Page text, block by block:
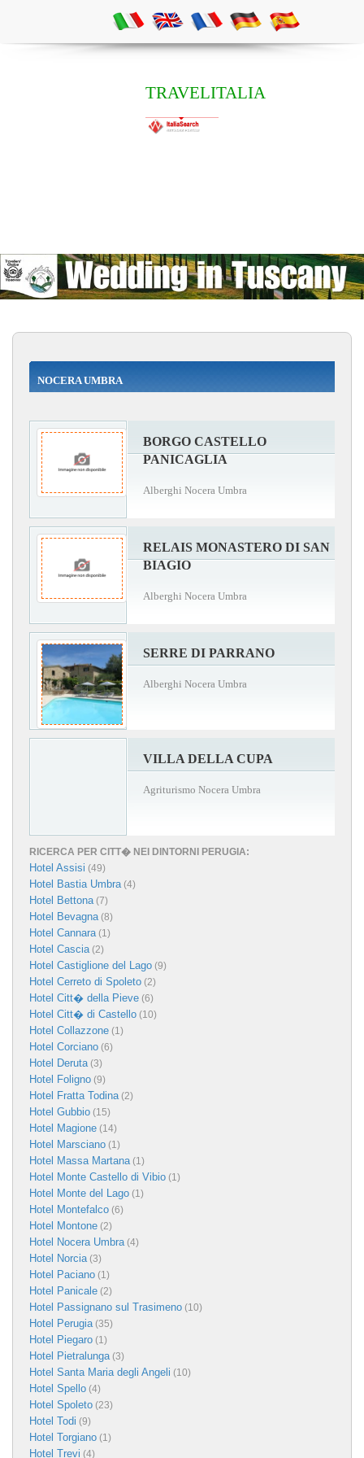
TRAVELITALIA
NOCERA UMBRA
BORGO CASTELLO
PANICAGLIA
Alberghi Nocera Umbra
RELAIS MONASTERO DI SAN
BIAGIO
Alberghi Nocera Umbra
SERRE DI PARRANO
Alberghi Nocera Umbra
VILLA DELLA CUPA
Agriturismo Nocera Umbra
RICERCA PER CITT� NEI DINTORNI PERUGIA:
Hotel Assisi (49)
Hotel Bastia Umbra(4)
Hotel Bettona(7)
Hotel Bevagna(8)
Hotel Cannara(1)
Hotel Cascia(2)
Hotel Castiglione del Lago (9)
Hotel Cerreto di Spoleto (2)
Hotel Citt� della Pieve (6)
Hotel Citt� di Castello (10)
Hotel Collazzone (1)
Hotel Corciano (6)
Hotel Deruta(3)
Hotel Foligno (9)
Hotel Fratta Todina(2)
Hotel Gubbio (15)
Hotel Magione (14)
Hotel Marsciano (1)
Hotel Massa Martana(1)
Hotel Monte Castello di Vibio (1)
Hotel Monte del Lago (1)
Hotel Montefalco (6)
Hotel Montone (2)
Hotel Nocera Umbra(4)
Hotel Norcia(3)
Hotel Paciano (1)
Hotel Panicale (2)
Hotel Passignano sul Trasimeno (10)
Hotel Perugia(35)
Hotel Piegaro (1)
Hotel Pietralunga(3)
Hotel Santa Maria degli Angeli (10)
Hotel Spello (4)
Hotel Spoleto (23)
Hotel Todi (9)
Hotel Torgiano (1)
Hotel Trevi (4)